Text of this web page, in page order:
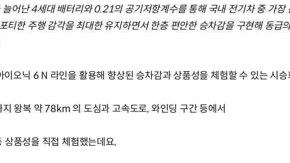
늘어난 4세대 배터리와 0.21의 공기저항계수를 통해 국내 전기차 중 가
티한 주행 감각을 최대한 유지하면서 한층 편안한 승차감을 구현해 동급
오닉 6 N 라인을 활용해 향상된 승차감과 상품성을 체험할 수 있는 시
왕복 약 78km 의 도심과 고속도로, 와인딩 구간 등에서
상품성을 직접 체험했는데요,